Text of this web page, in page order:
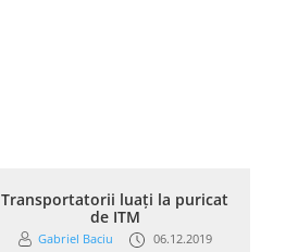
Transportatorii luați la puricat
de ITM
Gabriel Baciu 06.12.2019